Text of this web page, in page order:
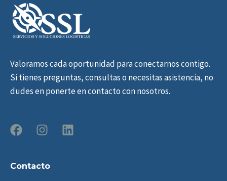
Valoramos cada oportunidad para conectarnos contigo.
Si tienes preguntas, consultas o necesitas asistencia, no
dudes en ponerte en contacto con nosotros.
Contacto